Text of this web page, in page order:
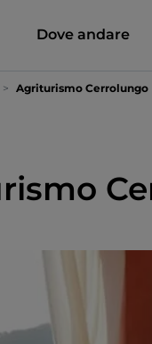
Dove andare
Agriturismo Cerrolungo